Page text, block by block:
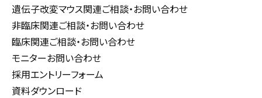
遺伝子改変マウス関連ご相談・お問い合わせ
非臨床関連ご相談・お問い合わせ
臨床関連ご相談・お問い合わせ
モニターお問い合わせ
採用エントリーフォーム
資料ダウンロード